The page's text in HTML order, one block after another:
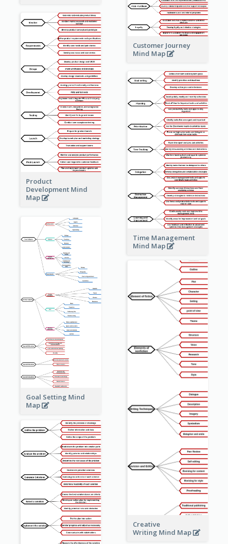
Customer Journey
Mind Map
Product
Development Mind
Map
Time Management
Mind Map
Goal Setting Mind
Map
Creative
Writing Mind Map